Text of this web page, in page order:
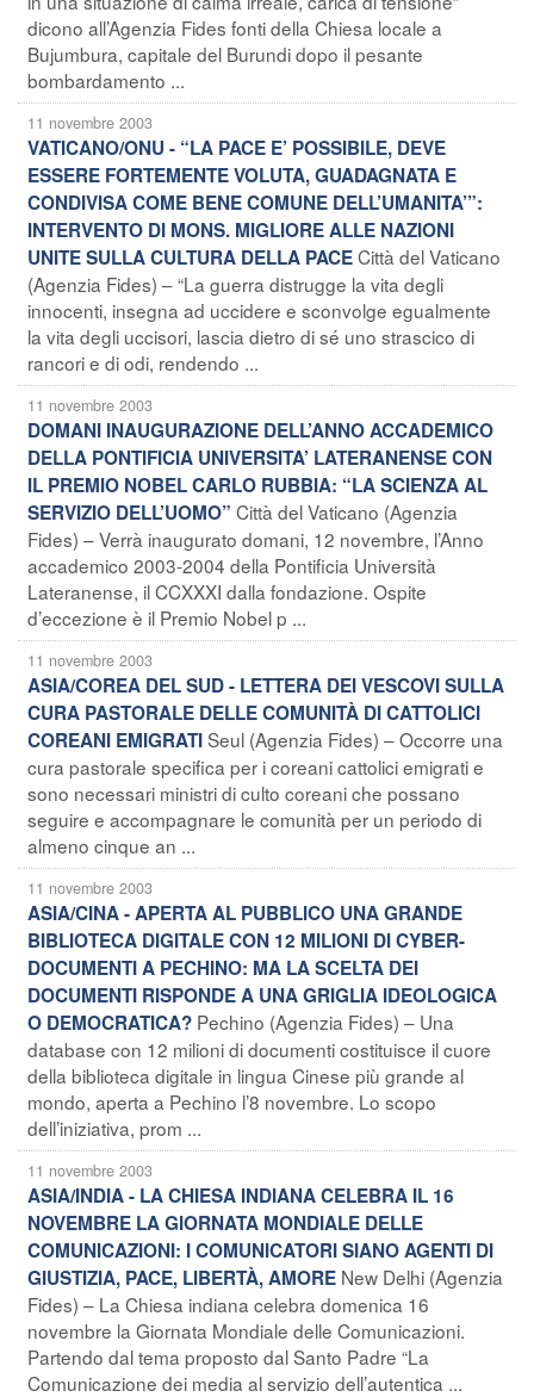
dicono all’Agenzia Fides fonti della Chiesa locale a
Bujumbura, capitale del Burundi dopo il pesante
bombardamento ...
11 novembre 2003
VATICANO/ONU - “LA PACE E’ POSSIBILE, DEVE
ESSERE FORTEMENTE VOLUTA, GUADAGNATA E
CONDIVISA COME BENE COMUNE DELL’UMANITA’”:
INTERVENTO DI MONS. MIGLIORE ALLE NAZIONI
UNITE SULLA CULTURA DELLA PACECittà del Vaticano
(Agenzia Fides) – “La guerra distrugge la vita degli
innocenti, insegna ad uccidere e sconvolge egualmente
la vita degli uccisori, lascia dietro di sé uno strascico di
rancori e di odi, rendendo ...
11 novembre 2003
DOMANI INAUGURAZIONE DELL’ANNO ACCADEMICO
DELLA PONTIFICIA UNIVERSITA’ LATERANENSE CON
IL PREMIO NOBEL CARLO RUBBIA: “LA SCIENZA AL
SERVIZIO DELL’UOMO” Città del Vaticano (Agenzia
Fides) – Verrà inaugurato domani, 12 novembre, l’Anno
accademico 2003-2004 della Pontificia Università
Lateranense, il CCXXXI dalla fondazione. Ospite
d’eccezione è il Premio Nobel p ...
11 novembre 2003
ASIA/COREA DEL SUD - LETTERA DEI VESCOVI SULLA
CURA PASTORALE DELLE COMUNITÀ DI CATTOLICI
COREANI EMIGRATISeul (Agenzia Fides) – Occorre una
cura pastorale specifica per i coreani cattolici emigrati e
sono necessari ministri di culto coreani che possano
seguire e accompagnare le comunità per un periodo di
almeno cinque an ...
11 novembre 2003
ASIA/CINA - APERTA AL PUBBLICO UNA GRANDE
BIBLIOTECA DIGITALE CON 12 MILIONI DI CYBER-
DOCUMENTI A PECHINO: MA LA SCELTA DEI
DOCUMENTI RISPONDE A UNA GRIGLIA IDEOLOGICA
O DEMOCRATICA? Pechino (Agenzia Fides) – Una
database con 12 milioni di documenti costituisce il cuore
della biblioteca digitale in lingua Cinese più grande al
mondo, aperta a Pechino l’8 novembre. Lo scopo
dell’iniziativa, prom ...
11 novembre 2003
ASIA/INDIA - LA CHIESA INDIANA CELEBRA IL 16
NOVEMBRE LA GIORNATA MONDIALE DELLE
COMUNICAZIONI: I COMUNICATORI SIANO AGENTI DI
GIUSTIZIA, PACE, LIBERTÀ, AMORE New Delhi (Agenzia
Fides) – La Chiesa indiana celebra domenica 16
novembre la Giornata Mondiale delle Comunicazioni.
Partendo dal tema proposto dal Santo Padre “La
Comunicazione dei media al servizio dell’autentica ...